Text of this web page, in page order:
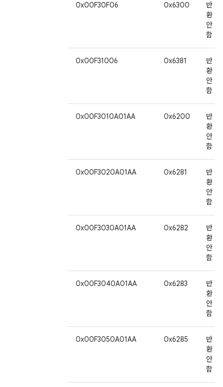
0x00F30F06 0x6300
반
환
안
함
0x00F31006 0x6381
반
환
안
함
0x00F3010A01AA 0x6200
반
환
안
함
0x00F3020A01AA 0x6281
반
환
안
함
0x00F3030A01AA 0x6282
반
환
안
함
0x00F3040A01AA 0x6283
반
환
안
함
0x00F3050A01AA 0x6285
반
환
안
함